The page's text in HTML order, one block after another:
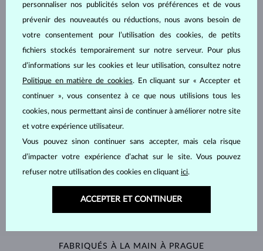
BIJOUX DEL'ATELIER KLENOTA
FABRIQUÉS À LA MAIN À PRAGUE
personnaliser nos publicités selon vos préférences et de vous
prévenir des nouveautés ou réductions, nous avons besoin de
votre consentement pour l’utilisation des cookies, de petits
fichiers stockés temporairement sur notre serveur. Pour plus
d’informations sur les cookies et leur utilisation, consultez notre
Politique en matière de cookies. En cliquant sur « Accepter et
continuer », vous consentez à ce que nous utilisions tous les
cookies, nous permettant ainsi de continuer à améliorer notre site
et votre expérience utilisateur.
Vous pouvez sinon continuer sans accepter, mais cela risque
d’impacter votre expérience d’achat sur le site. Vous pouvez
refuser notre utilisation des cookies en cliquant ici.
ACCEPTER ET CONTINUER